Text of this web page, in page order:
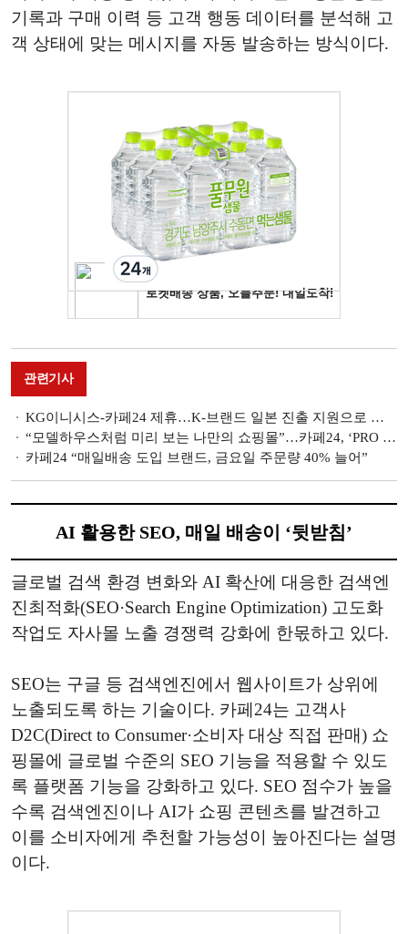
기록과 구매 이력 등 고객 행동 데이터를 분석해 고
객 상태에 맞는 메시지를 자동 발송하는 방식이다.
관련기사
KG이니시스-카페24 제휴…K-브랜드 일본 진출 지원으로 해외결제 확대 정조준 [PG사 돋보기]
“모델하우스처럼 미리 보는 나만의 쇼핑몰”…카페24, ‘PRO 체험 공간’ 론칭
카페24 “매일배송 도입 브랜드, 금요일 주문량 40% 늘어”
AI 활용한 SEO, 매일 배송이 ‘뒷받침’
글로벌 검색 환경 변화와 AI 확산에 대응한 검색엔
진최적화(SEO·Search Engine Optimization) 고도화
작업도 자사몰 노출 경쟁력 강화에 한몫하고 있다.
SEO는 구글 등 검색엔진에서 웹사이트가 상위에
노출되도록 하는 기술이다. 카페24는 고객사
D2C(Direct to Consumer·소비자 대상 직접 판매) 쇼
핑몰에 글로벌 수준의 SEO 기능을 적용할 수 있도
록 플랫폼 기능을 강화하고 있다. SEO 점수가 높을
수록 검색엔진이나 AI가 쇼핑 콘텐츠를 발견하고
이를 소비자에게 추천할 가능성이 높아진다는 설명
이다.